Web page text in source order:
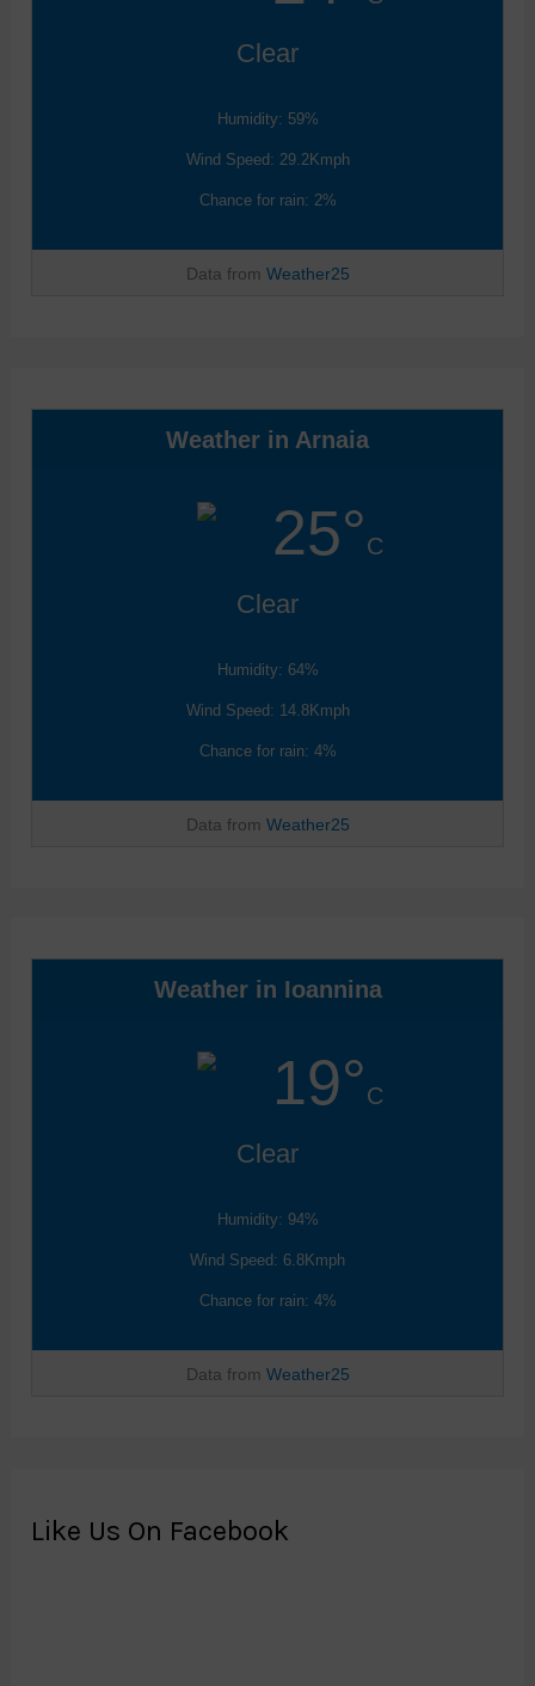
Clear
Humidity: 59%
Wind Speed: 29.2Kmph
Chance for rain: 2%
Data from Weather25
Weather in Arnaia
25°C
Clear
Humidity: 64%
Wind Speed: 14.8Kmph
Chance for rain: 4%
Data from Weather25
Weather in Ioannina
19°C
Clear
Humidity: 94%
Wind Speed: 6.8Kmph
Chance for rain: 4%
Data from Weather25
Like Us On Facebook